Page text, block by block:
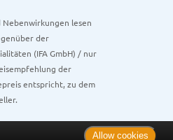
lesen
der
(IFA GmbH) / nur
der
entspricht, zu dem
Allow cookies